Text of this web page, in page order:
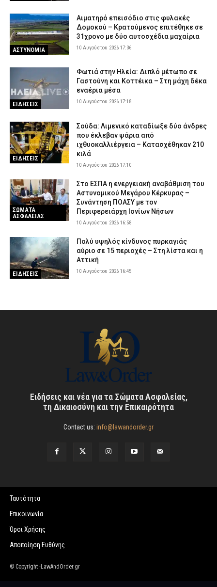
ΑΣΤΥΝΟΜΙΑ
Αιματηρό επεισόδιο στις φυλακές
Δομοκού – Κρατούμενος επιτέθηκε σε
31χρονο με δύο αυτοσχέδια μαχαίρια
10 Αυγούστου 2026 17:36
ΕΙΔΗΣΕΙΣ
Φωτιά στην Ηλεία: Διπλό μέτωπο σε
Γαστούνη και Κοττέικα – Στη μάχη δέκα
εναέρια μέσα
10 Αυγούστου 2026 17:18
ΕΙΔΗΣΕΙΣ
Σούδα: Λιμενικό καταδίωξε δύο άνδρες
που έκλεβαν ψάρια από
ιχθυοκαλλιέργεια – Κατασχέθηκαν 210
κιλά
10 Αυγούστου 2026 17:10
ΣΩΜΑΤΑ
ΑΣΦΑΛΕΙΑΣ
Στο ΕΣΠΑ η ενεργειακή αναβάθμιση του
Αστυνομικού Μεγάρου Κέρκυρας –
Συνάντηση ΠΟΑΣΥ με τον
Περιφερειάρχη Ιονίων Νήσων
10 Αυγούστου 2026 16:58
ΕΙΔΗΣΕΙΣ
Πολύ υψηλός κίνδυνος πυρκαγιάς
αύριο σε 15 περιοχές – Στη λίστα και η
Αττική
10 Αυγούστου 2026 16:45
Ειδήσεις και νέα για τα Σώματα Ασφαλείας,
τη Δικαιοσύνη και την Επικαιρότητα
Contact us: info@lawandorder.gr
Ταυτότητα
Επικοινωνία
Όροι Χρήσης
Αποποίηση Ευθύνης
© Copyright -LawAndOrder.gr